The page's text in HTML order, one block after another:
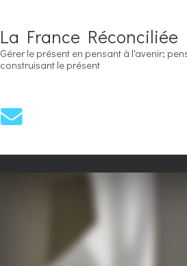
La France Réconciliée
Gérer le présent en pensant à l'avenir;
construisant le présent